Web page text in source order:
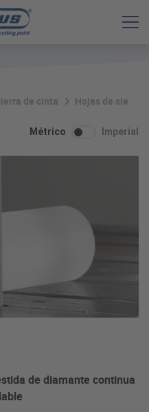
de cinta Hojas de sierra
Métrico Imperial
de diamante continua